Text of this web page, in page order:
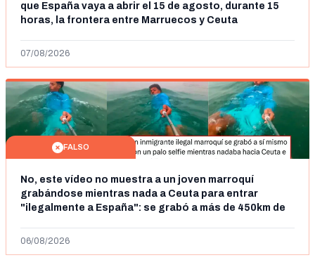
que España vaya a abrir el 15 de agosto, durante 15
horas, la frontera entre Marruecos y Ceuta
07/08/2026
FALSO
No, este vídeo no muestra a un joven marroquí
grabándose mientras nada a Ceuta para entrar
"ilegalmente a España": se grabó a más de 450km de
06/08/2026